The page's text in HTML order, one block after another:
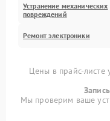
Устранение механических
повреждений
Ремонт электроники
Цены в прайс-листе
Мы проверим ваше